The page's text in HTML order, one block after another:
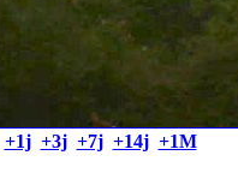
+1j +3j +7j +14j +1M